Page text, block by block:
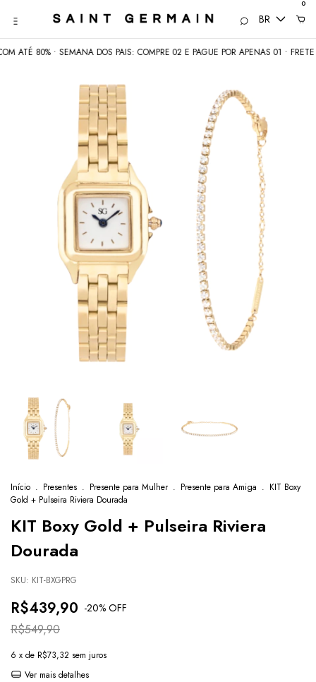
BR
0
ATÉ 80% • SEMANA DOS PAIS: COMPRE 02 E PAGUE POR APENAS 01 •
Início . Presentes . Presente para Mulher . Presente para Amiga . KIT Boxy
Gold + Pulseira Riviera Dourada
KIT Boxy Gold + Pulseira Riviera
Dourada
SKU: KIT-BXGPRG
R$439,90 -20% OFF
R$549,90
6 x de R$73,32 sem juros
Ver mais detalhes